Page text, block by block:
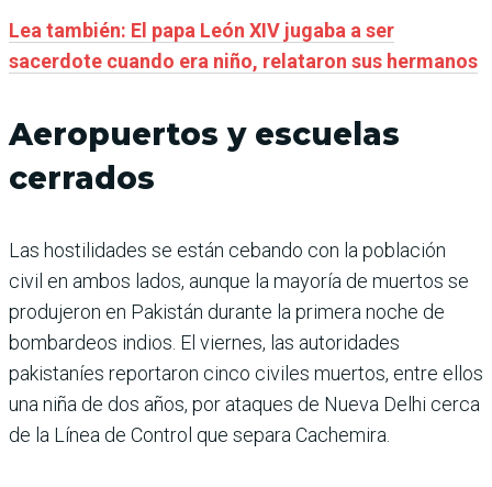
Lea también: El papa León XIV jugaba a ser
sacerdote cuando era niño, relataron sus hermanos
Aeropuertos y escuelas
cerrados
Las hostilidades se están cebando con la población
civil en ambos lados, aunque la mayoría de muertos se
produjeron en Pakistán durante la primera noche de
bombardeos indios. El viernes, las autoridades
pakistaníes reportaron cinco civiles muertos, entre ellos
una niña de dos años, por ataques de Nueva Delhi cerca
de la Línea de Control que separa Cachemira.